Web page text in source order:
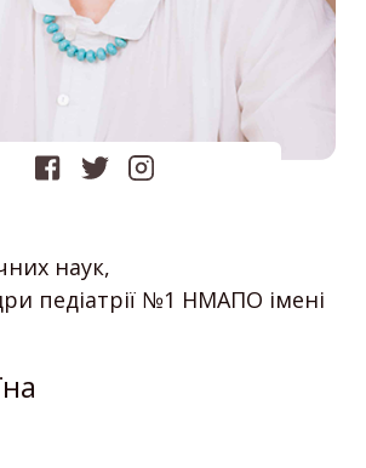
наук,
педіатрії №1 НМАПО імені